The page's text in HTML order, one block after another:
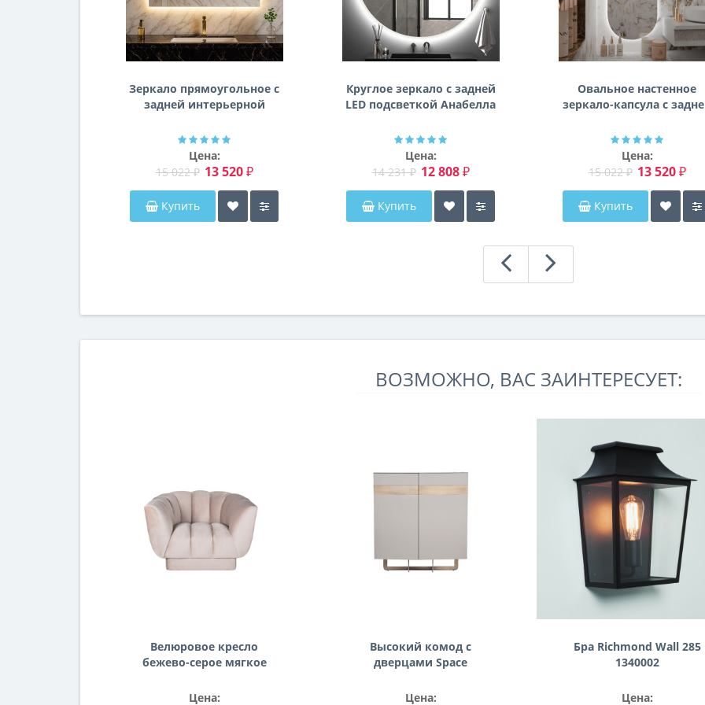
Зеркало прямоугольное с
задней интерьерной
Далтон
Цена:
15 022 ₽ 13 520 ₽
Купить
Круглое зеркало с задней
LED подсветкой Анабелла
Цена:
14 231 ₽ 12 808 ₽
Купить
Овальное настенное
зеркало-капсула с
Мэриэнн
Цена:
15 022 ₽ 13 520 ₽
Купить
ВОЗМОЖНО, ВАС ЗАИНТЕРЕСУЕТ:
Велюровое кресло
бежево-серое мягкое
Цена:
Высокий комод с
дверцами Space
CHH14803
Цена:
Бра Richmond Wall 285
1340002
Цена: